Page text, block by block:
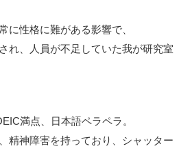
に性格に難がある影響で、
れ、人員が不足していた我が研究室
満点、日本語ペラペラ。
精神障害を持っており、シャッター